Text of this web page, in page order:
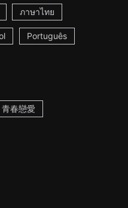
ภาษาไทย
Português
青春戀愛